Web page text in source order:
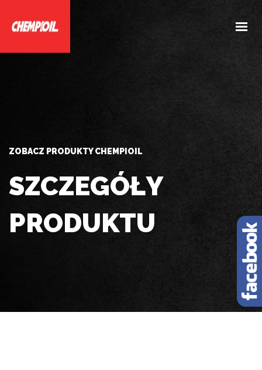
ZOBACZ PRODUKTY CHEMPIOIL
SZCZEGÓŁY
PRODUKTU